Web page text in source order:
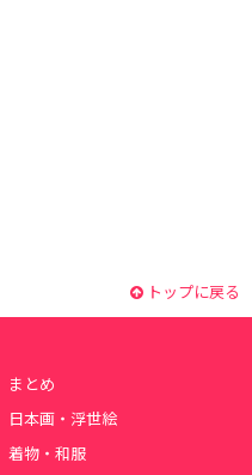
トップに戻る
まとめ
日本画・浮世絵
着物・和服